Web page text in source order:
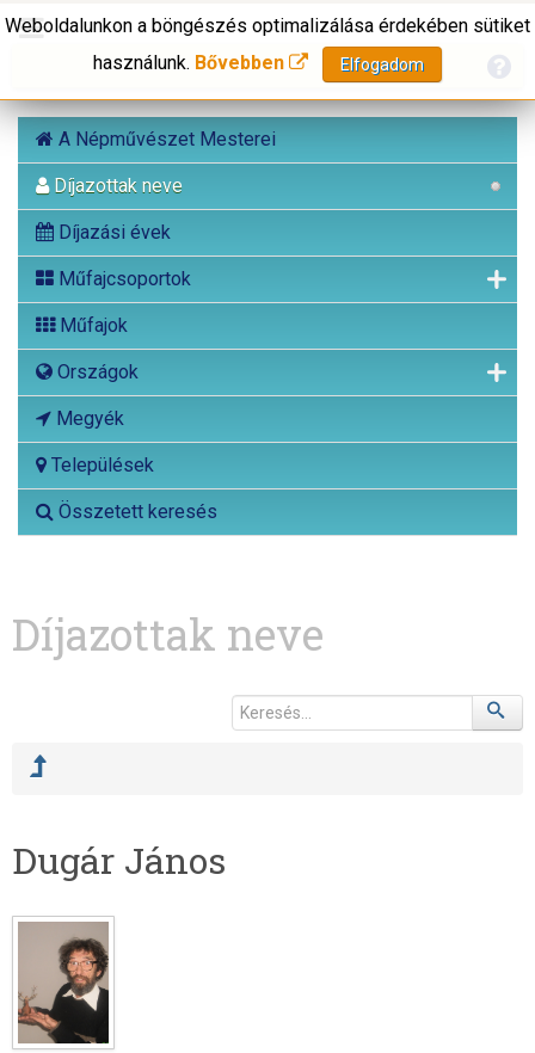
A Népművészet Mesterei
Díjazottak neve
Díjazási évek
Műfajcsoportok
Műfajok
Országok
Megyék
Települések
Összetett keresés
Weboldalunkon a böngészés optimalizálása érdekében sütiket
használunk. Bővebben Elfogadom
Díjazottak neve
Dugár János